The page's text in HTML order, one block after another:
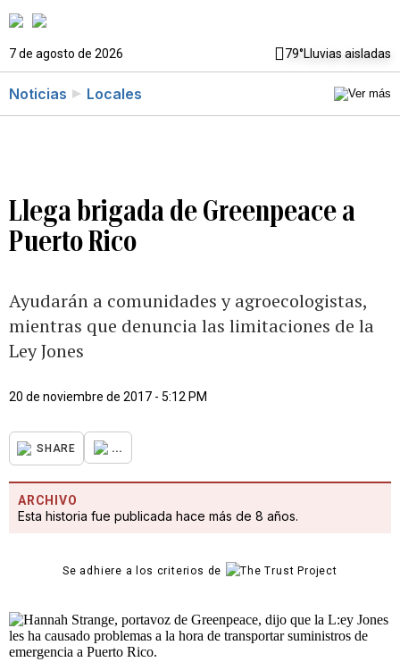
7 de agosto de 2026 79°Lluvias aisladas
Noticias Locales
Llega brigada de Greenpeace a
Puerto Rico
Ayudarán a comunidades y agroecologistas,
mientras que denuncia las limitaciones de la
Ley Jones
20 de noviembre de 2017 - 5:12 PM
SHARE ...
ARCHIVO
Esta historia fue publicada hace más de 8 años.
Se adhiere a los criterios de